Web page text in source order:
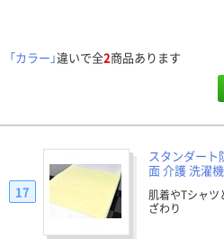
「カラー」違いで全2商品あります
スタンダート
面 介護 洗濯
肌着やTシャツ
ざわり
17